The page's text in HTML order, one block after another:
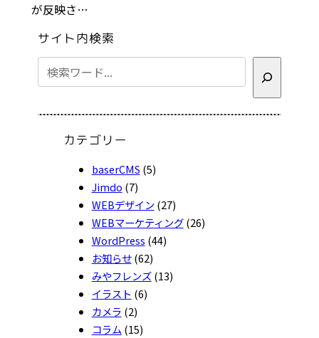
が反映さ…
サイト内検索
検
索
カテゴリー
baserCMS (5)
Jimdo (7)
WEBデザイン (27)
WEBマーケティング(26)
WordPress (44)
お知らせ(62)
みやフレンズ(13)
イラスト (6)
カメラ (2)
コラム (15)